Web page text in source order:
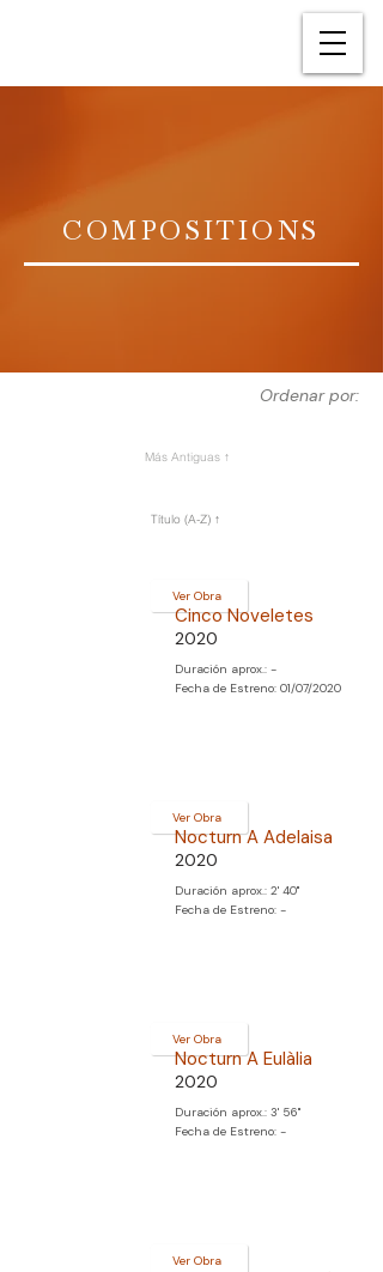
COMPOSITIONS
Ordenar por:
Más Antiguas ↑
Título (A-Z) ↑
Ver Obra
Cinco Noveletes
2020
Duración aprox.: -
Fecha de Estreno: 01/07/2020
Ver Obra
Nocturn A Adelaisa
2020
Duración aprox.: 2' 40''
Fecha de Estreno: -
Ver Obra
Nocturn A Eulàlia
2020
Duración aprox.: 3' 56''
Fecha de Estreno: -
Ver Obra